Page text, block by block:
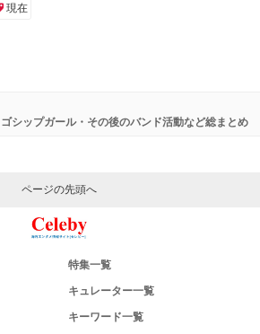
現在
シップガール・その後のバンド活動など総まとめ
ページの先頭へ
特集一覧
キュレーター一覧
キーワード一覧